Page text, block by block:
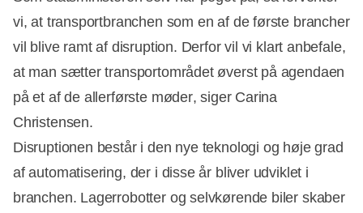
vi, at transportbranchen som en af de første brancher
vil blive ramt af disruption. Derfor vil vi klart anbefale,
at man sætter transportområdet øverst på agendaen
på et af de allerførste møder, siger Carina
Christensen.
Disruptionen består i den nye teknologi og høje grad
af automatisering, der i disse år bliver udviklet i
branchen. Lagerrobotter og selvkørende biler skaber